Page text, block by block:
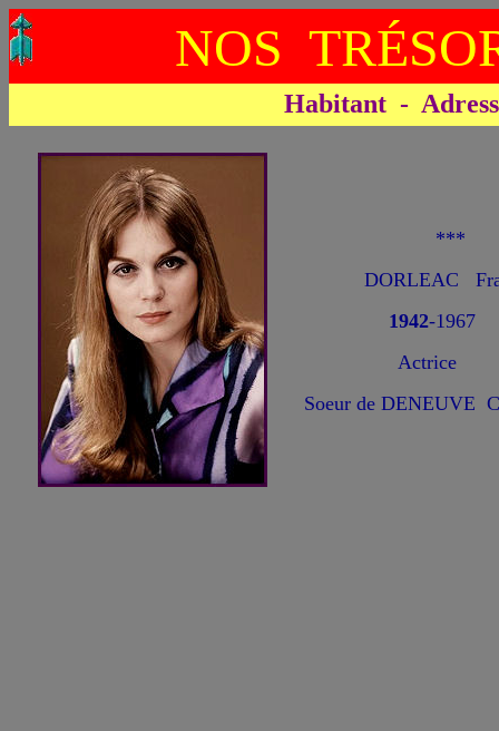
NOS
Habitant -
DORLEAC
1942-1967
Actrice
Soeur de DENEUVE